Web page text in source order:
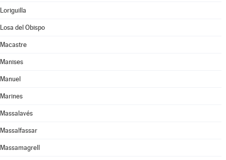
Loriguilla
Losa del Obispo
Macastre
Manises
Manuel
Marines
Massalavés
Massalfassar
Massamagrell